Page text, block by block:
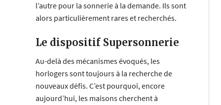
l’autre pour la sonnerie à la demande. Ils sont
alors particulièrement rares et recherchés.
Le dispositif Supersonnerie
Au-delà des mécanismes évoqués, les
horlogers sont toujours à la recherche de
nouveaux défis. C’est pourquoi, encore
aujourd’hui, les maisons cherchent à